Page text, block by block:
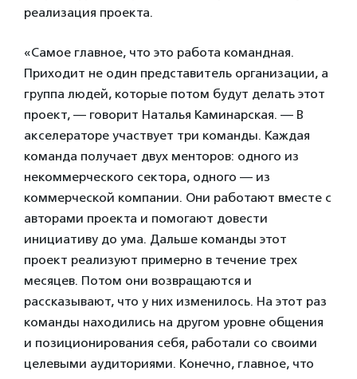
реализация проекта.
«Самое главное, что это работа командная.
Приходит не один представитель организации, а
группа людей, которые потом будут делать этот
проект, — говорит Наталья Каминарская. — В
акселераторе участвует три команды. Каждая
команда получает двух менторов: одного из
некоммерческого сектора, одного — из
коммерческой компании. Они работают вместе с
авторами проекта и помогают довести
инициативу до ума. Дальше команды этот
проект реализуют примерно в течение трех
месяцев. Потом они возвращаются и
рассказывают, что у них изменилось. На этот раз
команды находились на другом уровне общения
и позиционирования себя, работали со своими
целевыми аудиториями. Конечно, главное, что